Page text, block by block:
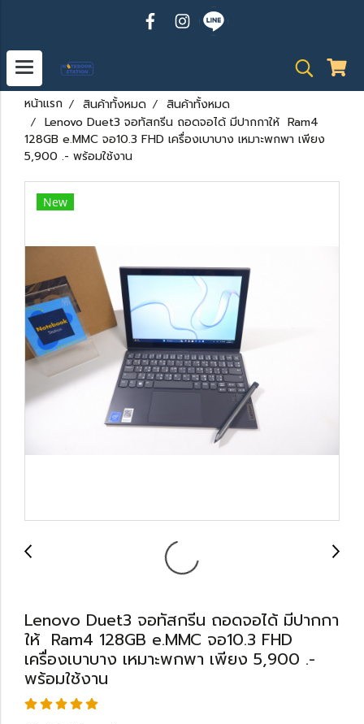
หน้าแรก สินค้าทั้งหมด
สินค้าทั้งหมด
Lenovo Duet3 จอทัสกรีน ถอดจอได้ มีปากกาให้ Ram4
128GB e.MMC จอ10.3 FHD เครื่องเบาบาง เหมาะพกพา เพียง
5,900 .- พร้อมใช้งาน
New
Lenovo Duet3 จอทัสกรีน ถอดจอได้ มีปากกา
ให้ Ram4 128GB e.MMC จอ10.3 FHD
เครื่องเบาบาง เหมาะพกพา เพียง 5,900 .-
พร้อมใช้งาน